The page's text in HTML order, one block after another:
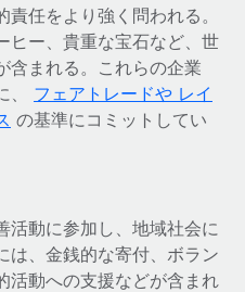
任をより強く問われる。
ヒー、貴重な宝石など、世
含まれる。これらの企業
、 フェアトレードや レイ
の基準にコミットしてい
活動に参加し、地域社会に
は、金銭的な寄付、ボラン
活動への支援などが含まれ